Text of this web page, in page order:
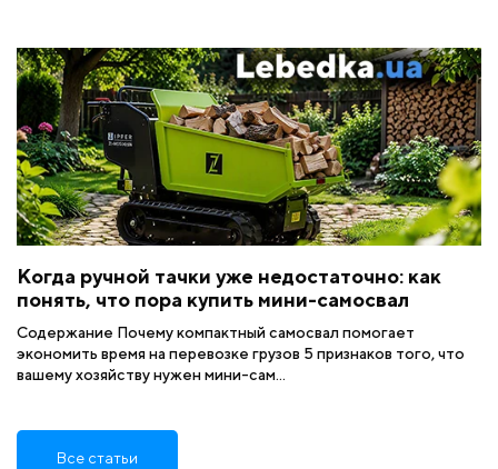
Когда ручной тачки уже недостаточно: как
понять, что пора купить мини-самосвал
Содержание Почему компактный самосвал помогает
экономить время на перевозке грузов 5 признаков того, что
вашему хозяйству нужен мини-сам...
Все статьи